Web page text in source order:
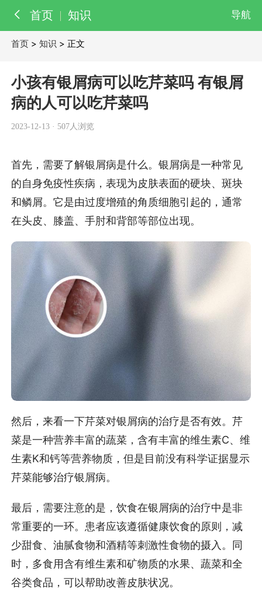
首页 知识 导航
医院
首页 >知识 > 正文
小孩有银屑病可以吃芹菜吗 有银屑
病的人可以吃芹菜吗
2023-12-13 · 507人浏览
首先，需要了解银屑病是什么。银屑病是一种常见
的自身免疫性疾病，表现为皮肤表面的硬块、斑块
和鳞屑。它是由过度增殖的角质细胞引起的，通常
在头皮、膝盖、手肘和背部等部位出现。
然后，来看一下芹菜对银屑病的治疗是否有效。芹
菜是一种营养丰富的蔬菜，含有丰富的维生素C、维
生素K和钙等营养物质，但是目前没有科学证据显示
芹菜能够治疗银屑病。
最后，需要注意的是，饮食在银屑病的治疗中是非
常重要的一环。患者应该遵循健康饮食的原则，减
少甜食、油腻食物和酒精等刺激性食物的摄入。同
时，多食用含有维生素和矿物质的水果、蔬菜和全
谷类食品，可以帮助改善皮肤状况。